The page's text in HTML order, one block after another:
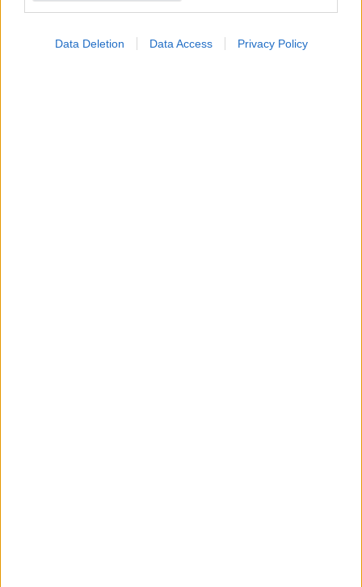
Data Deletion Data Access Privacy Policy
2025. július 10. 12:24
Küldés Küldés Messengeren